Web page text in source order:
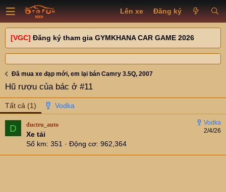
Lên xe Đăng ký
[VGC] Đăng ký tham gia GYMKHANA CAR GAME 2026
Đã mua xe đạp mới, em lại bán Camry 3.5Q, 2007
Hũ rượu của bác ở #11
Tất cả (1)
D 2/4/26
ductru_auto
Xe tải
Số km 351 Động cơ 962,364